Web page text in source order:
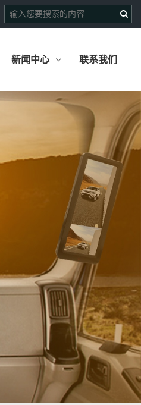
新闻中心 联系我们